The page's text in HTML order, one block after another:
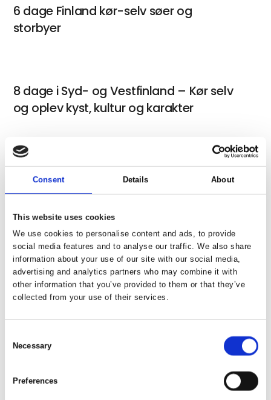
Consent Details About
This website uses cookies
We use cookies to personalise content and ads, to provide
social media features and to analyse our traffic. We also share
information about your use of our site with our social media,
advertising and analytics partners who may combine it with
other information that you’ve provided to them or that they’ve
collected from your use of their services.
Selection
Necessary
Preferences
6 dage Finland kør-selv søer og
storbyer
8 dage i Syd- og Vestfinland – Kør selv
og oplev kyst, kultur og karakter
12 dage rundt i Finland – Klassisk kør-
selv-rundrejse
11 dage kør-selv Island rundt